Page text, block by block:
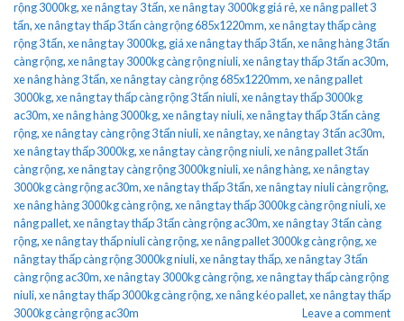
rộng 3000kg,xe nâng tay 3 tấn,xe nâng tay 3000kg giá rẻ,xe nâng pallet 3
tấn,xe nâng tay thấp 3 tấn càng rộng 685x1220mm,xe nâng tay thấp càng
rộng 3 tấn,xe nâng tay 3000kg, giá xe nâng tay thấp 3 tấn,xe nâng hàng 3 tấn
càng rộng,xe nâng tay 3000kg càng rộng niuli,xe nâng tay thấp 3 tấn ac30m,
xe nâng hàng 3 tấn,xe nâng tay càng rộng 685x1220mm,xe nâng pallet
3000kg,xe nâng tay thấp càng rộng 3 tấn niuli,xe nâng tay thấp 3000kg
ac30m,xe nâng hàng 3000kg,xe nâng tay niuli,xe nâng tay thấp 3 tấn càng
rộng,xe nâng tay càng rộng 3 tấn niuli,xe nâng tay,xe nâng tay 3 tấn ac30m,
xe nâng tay thấp 3000kg,xe nâng tay càng rộng niuli,xe nâng pallet 3 tấn
càng rộng,xe nâng tay càng rộng 3000kg niuli,xe nâng hàng,xe nâng tay
3000kg càng rộng ac30m,xe nâng tay thấp 3 tấn,xe nâng tay niuli càng rộng,
xe nâng hàng 3000kg càng rộng,xe nâng tay thấp 3000kg càng rộng niuli,xe
nâng pallet,xe nâng tay thấp 3 tấn càng rộng ac30m,xe nâng tay 3 tấn càng
rộng,xe nâng tay thấp niuli càng rộng,xe nâng pallet 3000kg càng rộng,xe
nâng tay thấp càng rộng 3000kg niuli,xe nâng tay thấp,xe nâng tay 3 tấn
càng rộng ac30m,xe nâng tay 3000kg càng rộng,xe nâng tay thấp càng rộng
niuli,xe nâng tay thấp 3000kg càng rộng,xe nâng kéo pallet,xe nâng tay thấp
3000kg càng rộng ac30m
Leave a comment